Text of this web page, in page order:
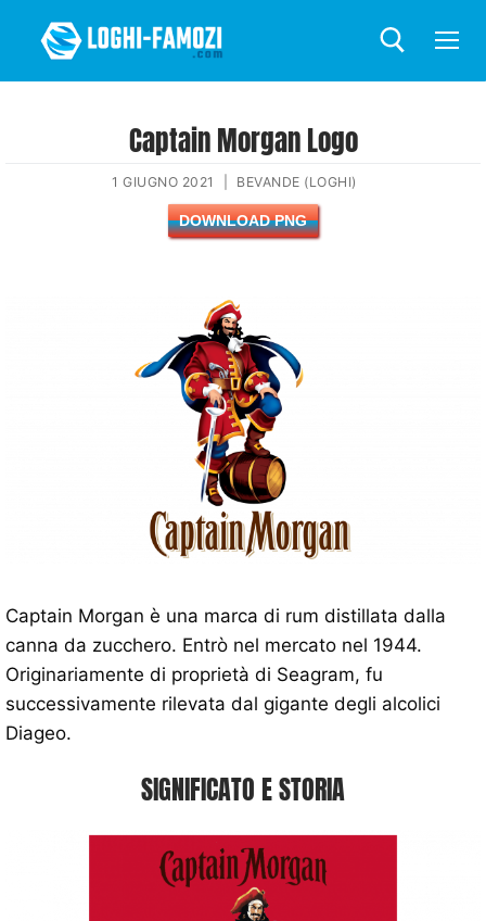
Captain Morgan Logo
1 GIUGNO 2021 BEVANDE (LOGHI)
DOWNLOAD PNG
Captain Morgan è una marca di rum distillata dalla
canna da zucchero. Entrò nel mercato nel 1944.
Originariamente di proprietà di Seagram, fu
successivamente rilevata dal gigante degli alcolici
Diageo.
SIGNIFICATO E STORIA